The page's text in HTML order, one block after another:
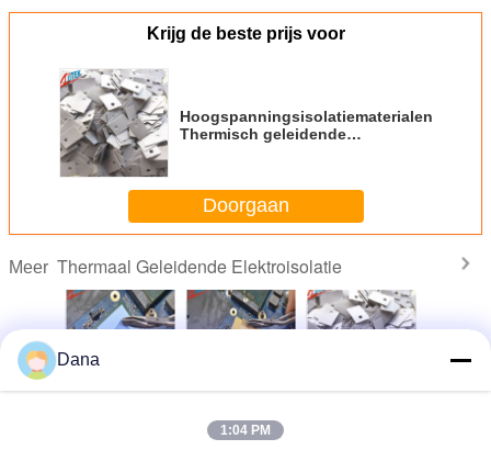
Krijg de beste prijs voor
Hoogspanningsisolatiematerialen
Thermisch geleidende
Doorgaan
Meer Thermaal Geleidende Elektroisolatie
thermisch
geleidende
Dana
1:04 PM